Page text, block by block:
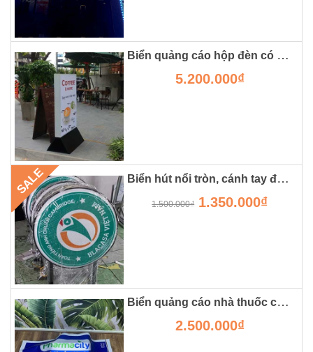
Biển quảng cáo hộp đèn có chân đẹp
5.200.000₫
SALE Biển hút nổi tròn, cánh tay đắc lực cho các shop, cửa hàng
1.500.000₫ 1.350.000₫
Biển quảng cáo nhà thuốc chất liệu hộp đèn 3m tại hà nội
2.500.000₫